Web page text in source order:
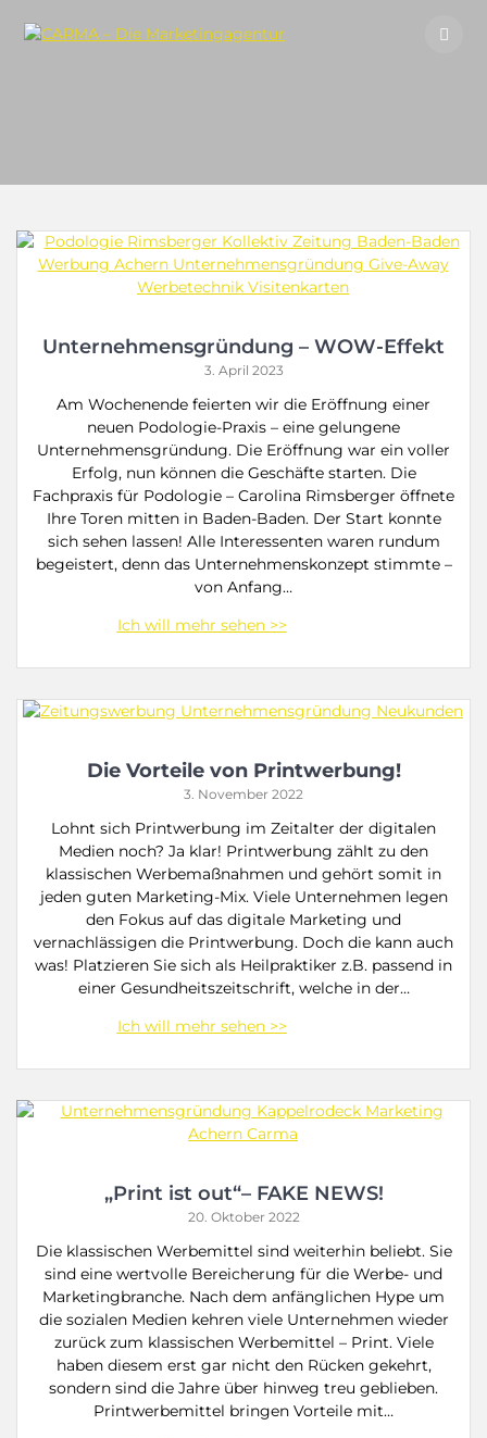
to
Unternehmensgründung – WOW-Effekt
3. April 2023
Am Wochenende feierten wir die Eröffnung einer
neuen Podologie-Praxis – eine gelungene
Unternehmensgründung. Die Eröffnung war ein voller
Erfolg, nun können die Geschäfte starten. Die
Fachpraxis für Podologie – Carolina Rimsberger öffnete
Ihre Toren mitten in Baden-Baden. Der Start konnte
sich sehen lassen! Alle Interessenten waren rundum
begeistert, denn das Unternehmenskonzept stimmte –
von Anfang…
Die Vorteile von Printwerbung!
3. November 2022
Lohnt sich Printwerbung im Zeitalter der digitalen
Medien noch? Ja klar! Printwerbung zählt zu den
klassischen Werbemaßnahmen und gehört somit in
jeden guten Marketing-Mix. Viele Unternehmen legen
den Fokus auf das digitale Marketing und
vernachlässigen die Printwerbung. Doch die kann auch
was! Platzieren Sie sich als Heilpraktiker z.B. passend in
einer Gesundheitszeitschrift, welche in der…
„Print ist out“– FAKE NEWS!
20. Oktober 2022
Die klassischen Werbemittel sind weiterhin beliebt. Sie
sind eine wertvolle Bereicherung für die Werbe- und
Marketingbranche. Nach dem anfänglichen Hype um
die sozialen Medien kehren viele Unternehmen wieder
zurück zum klassischen Werbemittel – Print. Viele
haben diesem erst gar nicht den Rücken gekehrt,
sondern sind die Jahre über hinweg treu geblieben.
Printwerbemittel bringen Vorteile mit…